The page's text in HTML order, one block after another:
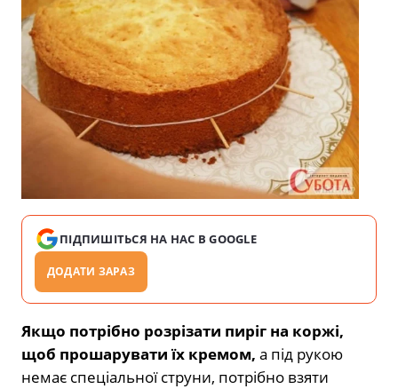
ПІДПИШІТЬСЯ НА НАС В GOOGLE
ДОДАТИ ЗАРАЗ
Якщо потрібно розрізати пиріг на коржі,
щоб прошарувати їх кремом, а під рукою
немає спеціальної струни, потрібно взяти